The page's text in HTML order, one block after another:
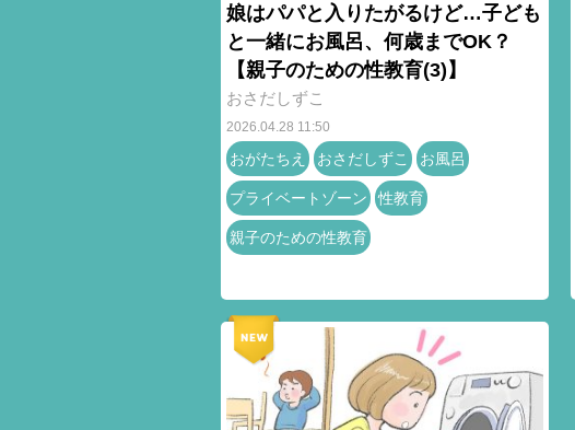
娘はパパと入りたがるけど…子ども
と一緒にお風呂、何歳までOK？
【親子のための性教育(3)】
おさだしずこ
2026.04.28 11:50
おがたちえ おさだしずこ お風呂
プライベートゾーン 性教育
親子のための性教育